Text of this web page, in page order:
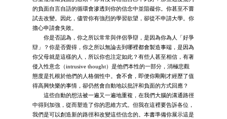
的負面自言自語的循環會滲透到你的信念中並阻礙你。你甚至不嘗
試去改變。因此，儘管你有強烈的學習欲望，卻從不申請大學。你
擔心申請會失敗。
你是否認為，你之所以常常與伴侶爭辯，是因為你為人「好爭
辯」？你是否覺得，你之所以無論去到哪裡都會製造事端，是因為
你父母就是這樣的人，所以你也注定如此？有些人甚至相信，有著
侵入性意念（intrusive thought）是他們本性的一部分，消極悲觀
態度是扎根於他們的人格個性中。會不會，即便你剛剛才經歷了值
得高興快樂的事情，卻仍然會自動地以批評和負面的方式回應？
這些自動的想法被一遍又一遍地重複，在我們大腦的溝通路徑
中得到加強，從而塑造了你的思維方式。但我在這裡要告訴各位，
我們是可以創造新的路徑和改變這些信念的。本書準備你展示這是